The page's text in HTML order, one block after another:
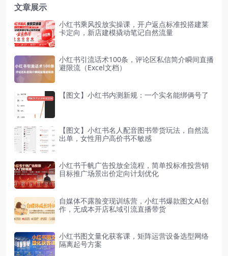
文章展示
小红书乘风投放实操课，开户返点标准投搭建莱
卡定向，新店建模撬动笔记自然流量
小红书引流话术100条，评论区私信简介瞬间直播
避限流（Excel文档）
【图文】小红书内测新规：一个实名能绑俩号了
【图文】小红书名人配音图书带货玩法，自然流
出单，女性用户高价书不敏感
小红书千帆广告投放全流程，简单投标准投营销
目标推广场景出价定向计划优化
自媒体不露脸变现训练营，小红书爆款图文AI创
作，无成本开店私域引流直播带货
小红书图文量化获客课，矩阵运营设备选型网络
隔离起号方案